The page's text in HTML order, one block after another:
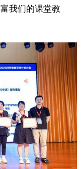
我们的课堂教